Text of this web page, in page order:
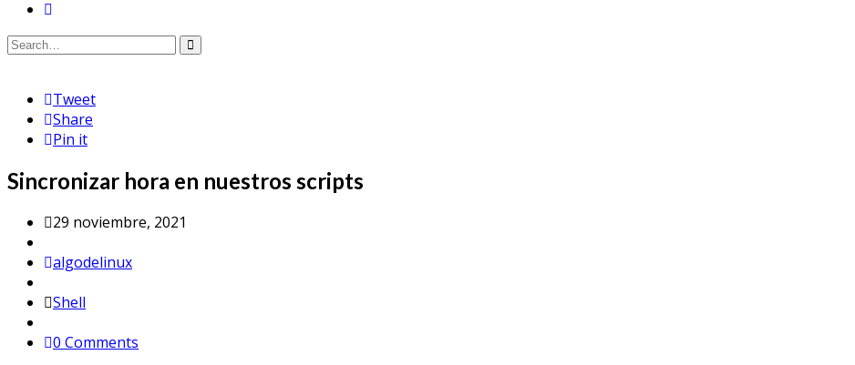
Tweet
Share
Pin it
Sincronizar hora en nuestros scripts
29 noviembre, 2021
algodelinux
Shell
0 Comments